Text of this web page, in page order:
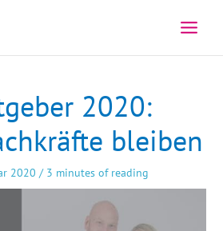
2020:
bleiben
2020/ 3 minutes of reading